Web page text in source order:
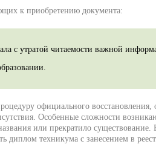
к приобретению документа:
с утратой читаемости важной
официального
Особенные сложности
или прекратило
диплом техникума с занесением в